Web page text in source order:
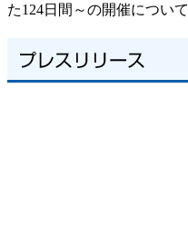
た124日間～の開催について